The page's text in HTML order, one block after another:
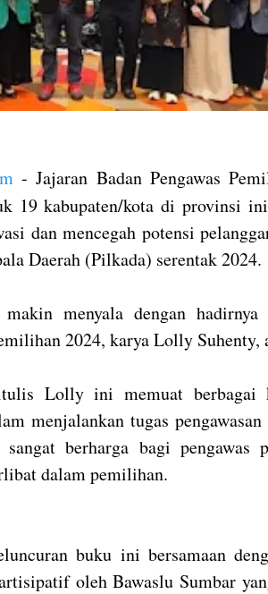
- Jajaran Badan Pengawas
19 kabupaten/kota di provinsi
dan mencegah potensi
Daerah (Pilkada) serentak 2024.
menyala dengan
2024, karya Lolly Suhenty,
Lolly ini memuat berbagai
menjalankan tugas
sangat berharga bagi pengawas
dalam pemilihan.
buku ini bersamaan
oleh Bawaslu Sumbar